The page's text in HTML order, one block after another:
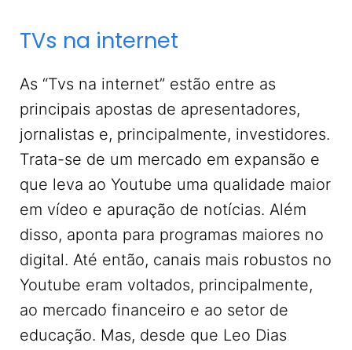
TVs na internet
As “Tvs na internet” estão entre as
principais apostas de apresentadores,
jornalistas e, principalmente, investidores.
Trata-se de um mercado em expansão e
que leva ao Youtube uma qualidade maior
em vídeo e apuração de notícias. Além
disso, aponta para programas maiores no
digital. Até então, canais mais robustos no
Youtube eram voltados, principalmente,
ao mercado financeiro e ao setor de
educação. Mas, desde que Leo Dias